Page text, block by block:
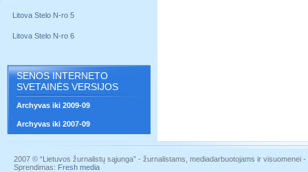
Litova Stelo N-ro 5
Litova Stelo N-ro 6
SENOS INTERNETO
SVETAINĖS VERSIJOS
Archyvas iki 2009-09
Archyvas iki 2007-09
2007 © “Lietuvos žurnalistų sąjunga” - žurnalistams, mediadarbuotojams ir visuomenei
Sprendimas: Fresh media